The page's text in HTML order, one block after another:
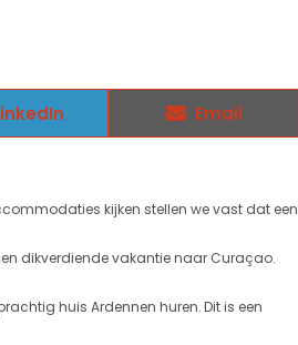
Email
kijken stellen we vast dat een
dikverdiende vakantie naar Curaçao.
huis Ardennen huren. Dit is een